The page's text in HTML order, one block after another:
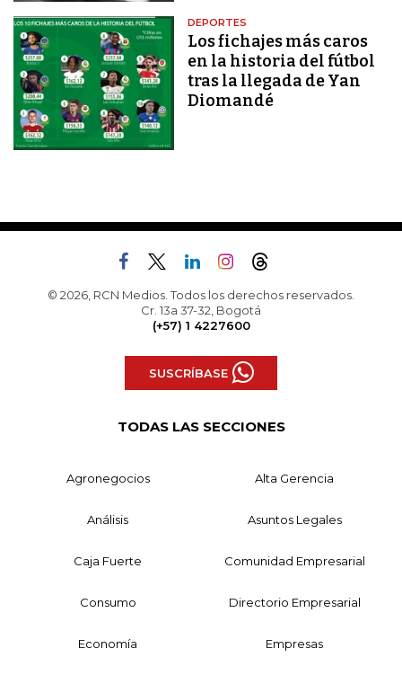
DEPORTES
Los fichajes más caros
en la historia del fútbol
tras la llegada de Yan
Diomandé
© 2026, RCN Medios. Todos los derechos reservados.
Cr. 13a 37-32, Bogotá
(+57) 1 4227600
SUSCRÍBASE
TODAS LAS SECCIONES
Agronegocios Alta Gerencia
Análisis Asuntos Legales
Caja Fuerte Comunidad Empresarial
Consumo Directorio Empresarial
Economía Empresas